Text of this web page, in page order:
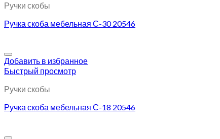
Ручки скобы
Ручка скоба мебельная С-30 20546
Добавить в избранное
Быстрый просмотр
Ручки скобы
Ручка скоба мебельная С-18 20546